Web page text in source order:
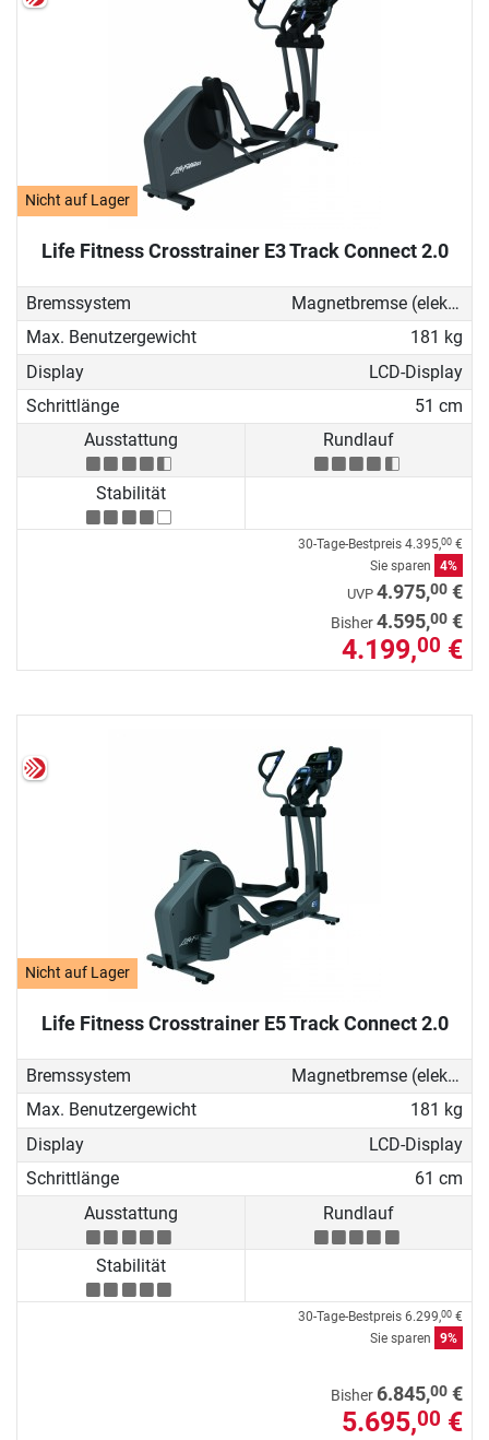
Nicht auf Lager
Life Fitness Crosstrainer E3 Track Connect 2.0
Bremssystem
Magnetbremse (elektronisch)
Max. Benutzergewicht
181 kg
Display
LCD-Display
Schrittlänge
51 cm
Ausstattung
Rundlauf
Stabilität
30-Tage-Bestpreis 4.395,00 €
Sie sparen
4%
UVP 4.975,00 €
Bisher4.595,00 €
4.199,00 €
Nicht auf Lager
Life Fitness Crosstrainer E5 Track Connect 2.0
Bremssystem
Magnetbremse (elektronisch)
Max. Benutzergewicht
181 kg
Display
LCD-Display
Schrittlänge
61 cm
Ausstattung
Rundlauf
Stabilität
30-Tage-Bestpreis 6.299,00 €
Sie sparen
9%
Bisher 6.845,00 €
5.695,00 €